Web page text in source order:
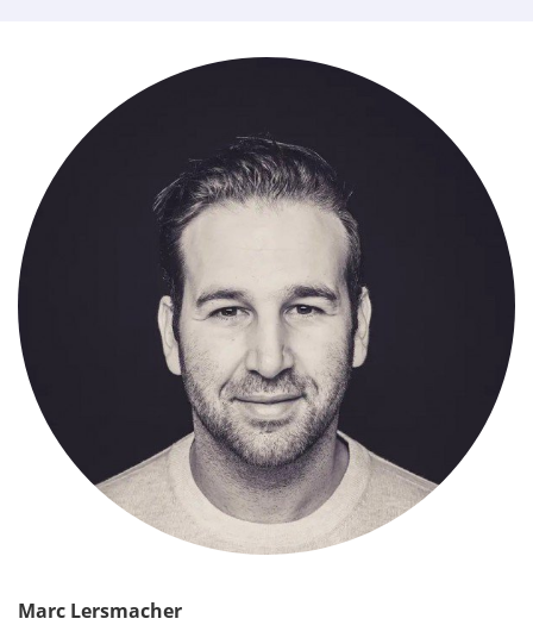
Marc Lersmacher